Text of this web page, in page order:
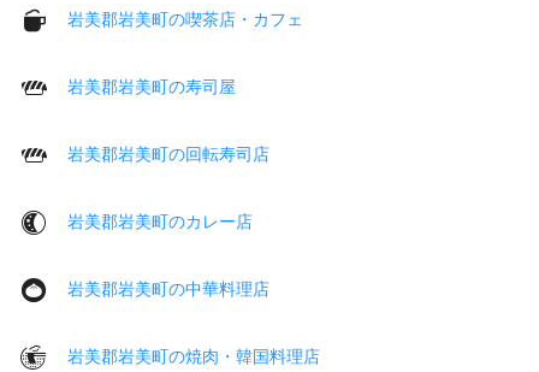
岩美郡岩美町の喫茶店・カフェ
岩美郡岩美町の寿司屋
岩美郡岩美町の回転寿司店
岩美郡岩美町のカレー店
岩美郡岩美町の中華料理店
岩美郡岩美町の焼肉・韓国料理店